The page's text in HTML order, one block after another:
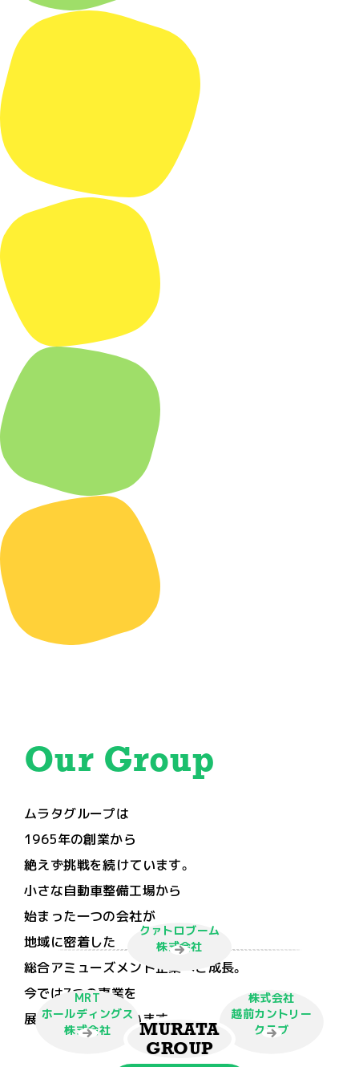
Our Group
ムラタグループは
1965年の創業から
絶えず挑戦を続けています。
小さな自動車整備工場から
始まった一つの会社が
地域に密着した
総合アミューズメント企業へと成長。
今では7つの事業を
展開するに至っています。MURATA
GROUP
クァトロブーム
株式会社
株式会社
越前カントリー
クラブ
MRT
ホールディングス
株式会社